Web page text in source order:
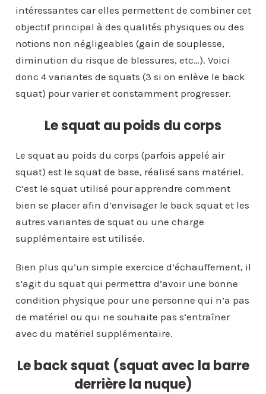
intéressantes car elles permettent de combiner cet
objectif principal à des qualités physiques ou des
notions non négligeables (gain de souplesse,
diminution du risque de blessures, etc…). Voici
donc 4 variantes de squats (3 si on enlève le back
squat) pour varier et constamment progresser.
Le squat au poids du corps
Le squat au poids du corps (parfois appelé air
squat) est le squat de base, réalisé sans matériel.
C’est le squat utilisé pour apprendre comment
bien se placer afin d’envisager le back squat et les
autres variantes de squat ou une charge
supplémentaire est utilisée.
Bien plus qu’un simple exercice d’échauffement, il
s’agit du squat qui permettra d’avoir une bonne
condition physique pour une personne qui n’a pas
de matériel ou qui ne souhaite pas s’entraîner
avec du matériel supplémentaire.
Le back squat (squat avec la barre
derrière la nuque)